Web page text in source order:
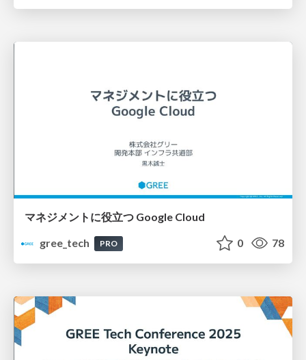
マネジメントに役立つ Google Cloud
gree_tech
PRO 0 78